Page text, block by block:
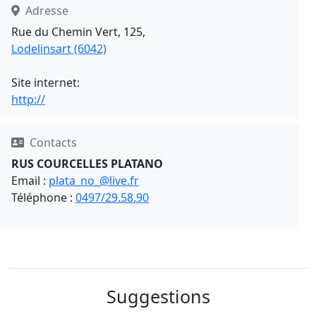
Adresse
Rue du Chemin Vert, 125,
Lodelinsart (6042)
Site internet:
http://
Contacts
RUS COURCELLES PLATANO
Email : plata_no_@live.fr
Téléphone : 0497/29.58.90
Suggestions